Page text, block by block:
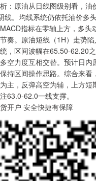
原油从日线图级别看，油
线。均线系统仍依托油价多
指标在零轴上方，多头
奏。原油短线（1H）走势
，区间波幅在65.50-62.20
空力度互相交替。预计日内
持区间操作思路。综合来看
主，反弹高空为辅，上方
63.0-62.0一线支撑。
开户 安全快捷有保障